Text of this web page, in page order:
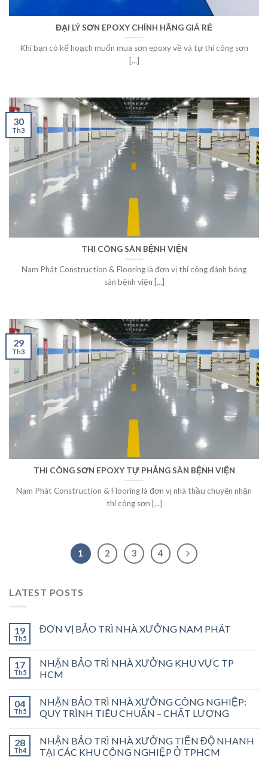
ĐẠI LÝ SƠN EPOXY CHÍNH HÃNG GIÁ RẺ
Khi bạn có kế hoạch muốn mua sơn epoxy về và tự thi công sơn
[...]
THI CÔNG SÀN BỆNH VIỆN
Nam Phát Construction & Flooring là đơn vị thi công đánh bóng
sàn bệnh viện [...]
30
Th3
THI CÔNG SƠN EPOXY TỰ PHẲNG SÀN BỆNH VIỆN
Nam Phát Construction & Flooring là đơn vị nhà thầu chuyên nhận
thi công sơn [...]
29
Th3
1 2 3 4
LATEST POSTS
19
Th5
ĐƠN VỊ BẢO TRÌ NHÀ XƯỞNG NAM PHÁT
17
Th5
NHẬN BẢO TRÌ NHÀ XƯỞNG KHU VỰC TP
HCM
04
Th5
NHẬN BẢO TRÌ NHÀ XƯỞNG CÔNG NGHIỆP:
QUY TRÌNH TIÊU CHUẨN – CHẤT LƯỢNG
28
Th4
NHẬN BẢO TRÌ NHÀ XƯỞNG TIẾN ĐỘ NHANH
TẠI CÁC KHU CÔNG NGHIỆP Ở TPHCM